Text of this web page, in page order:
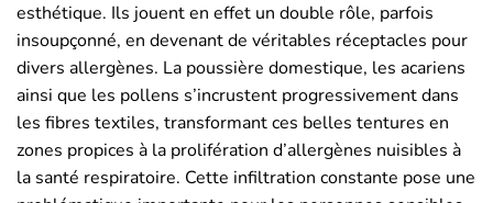
esthétique. Ils jouent en effet un double rôle, parfois
insoupçonné, en devenant de véritables réceptacles pour
divers allergènes. La poussière domestique, les acariens
ainsi que les pollens s’incrustent progressivement dans
les fibres textiles, transformant ces belles tentures en
zones propices à la prolifération d’allergènes nuisibles à
la santé respiratoire. Cette infiltration constante pose une